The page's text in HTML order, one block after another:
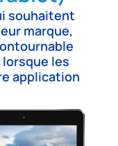
souhaitent
marque,
les
application